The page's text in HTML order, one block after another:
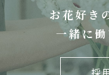
お花好き
一緒に
採